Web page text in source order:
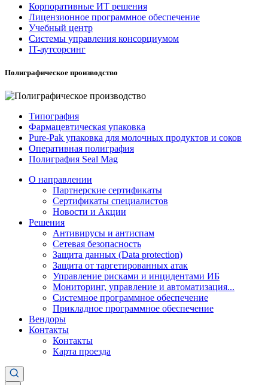
Корпоративные ИТ решения
Лицензионное программное обеспечение
Учебный центр
Системы управления консорциумом
IT-аутсорсинг
Полиграфическое производство
Типография
Фармацевтическая упаковка
Pure-Pak упаковка для молочных продуктов и соков
Оперативная полиграфия
Полиграфия Seal Mag
О направлении
Партнерские сертификаты
Сертификаты специалистов
Новости и Акции
Решения
Антивирусы и антиспам
Сетевая безопасность
Защита данных (Data protection)
Защита от таргетированных атак
Управление рисками и инцидентами ИБ
Мониторинг, управление и автоматизация...
Системное программное обеспечение
Прикладное программное обеспечение
Вендоры
Контакты
Контакты
Карта проезда